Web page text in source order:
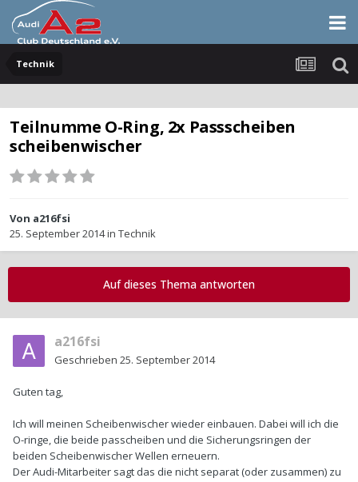
Technik
Teilnumme O-Ring, 2x Passscheiben
scheibenwischer
Von a216fsi
25. September 2014in Technik
Auf dieses Thema antworten
a216fsi
Geschrieben 25. September 2014
Guten tag,
Ich will meinen Scheibenwischer wieder einbauen. Dabei will ich die
O-ringe, die beide passcheiben und die Sicherungsringen der
beiden Scheibenwischer Wellen erneuern.
Der Audi-Mitarbeiter sagt das die nicht separat (oder zusammen) zu